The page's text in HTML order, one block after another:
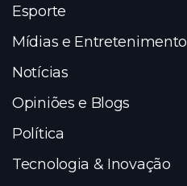
Esporte
Mídias e Entretenimento
Notícias
Opiniões e Blogs
Política
Tecnologia & Inovação